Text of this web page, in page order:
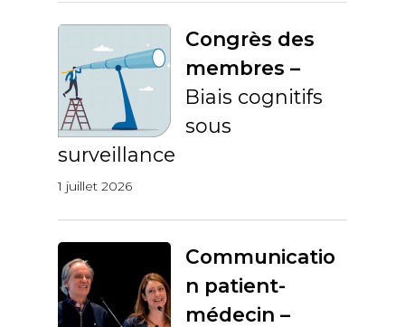
Congrès des
membres –
Biais cognitifs
sous
surveillance
1 juillet 2026
Communicatio
n patient-
médecin –